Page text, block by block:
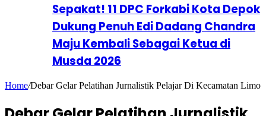
Sepakat! 11 DPC Forkabi Kota Depok
Dukung Penuh Edi Dadang Chandra
Maju Kembali Sebagai Ketua di
Musda 2026
Home/Debar Gelar Pelatihan Jurnalistik Pelajar Di Kecamatan Limo